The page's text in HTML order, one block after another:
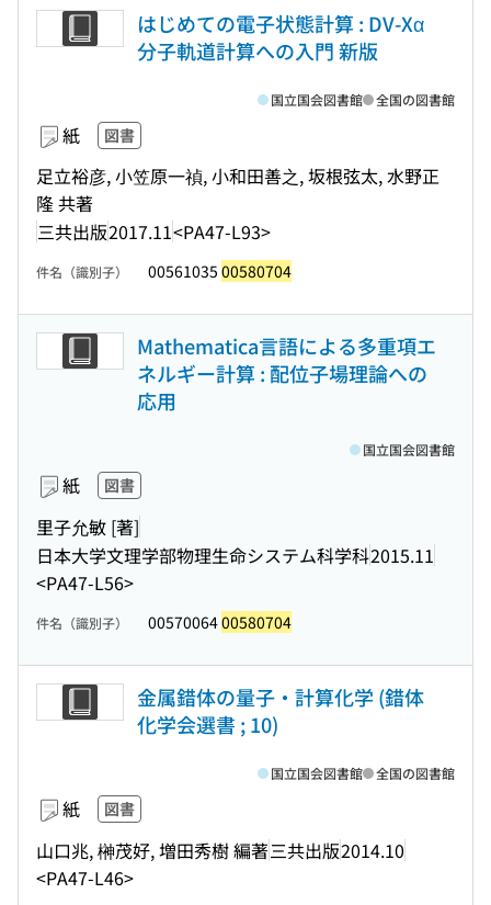
はじめての電子状態計算 : DV-Xα
分子軌道計算への入門 新版
紙 図書
足立裕彦, 小笠原一禎, 小和田善之, 坂根弦太, 水野正
隆 共著
三共出版2017.11<PA47-L93>
国立国会図書館 全国の図書館
件名（識別子） 00561035 00580704
Mathematica言語による多重項エ
ネルギー計算 : 配位子場理論への
応用
紙 図書
里子允敏 [著]
日本大学文理学部物理生命システム科学科2015.11
<PA47-L56>
国立国会図書館
件名（識別子） 0057006400580704
金属錯体の量子・計算化学 (錯体
化学会選書 ; 10)
紙 図書
山口兆, 榊茂好, 増田秀樹 編著三共出版2014.10
<PA47-L46>
国立国会図書館 全国の図書館